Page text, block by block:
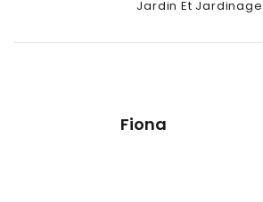
Categories
Jardin Et Jardinage
Fiona